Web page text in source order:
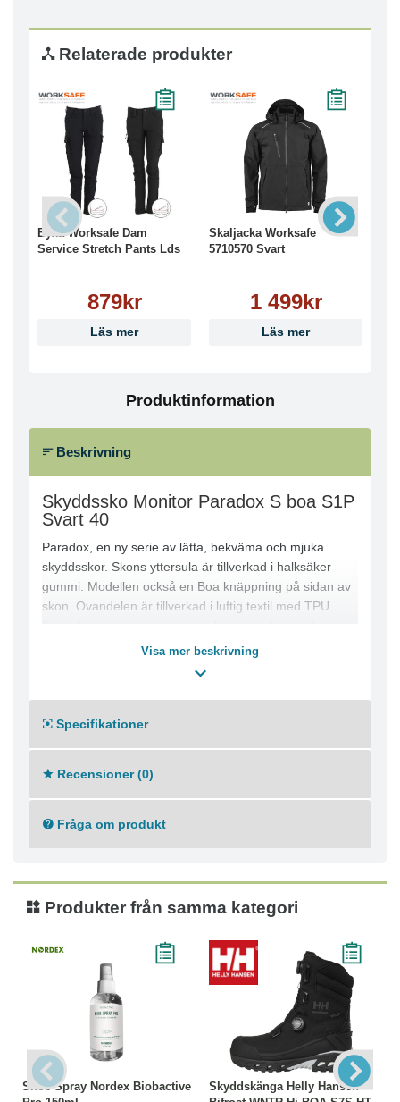
Relaterade produkter
Byxa Worksafe Dam
Service Stretch Pants Lds
879kr
Läs mer
Skaljacka Worksafe
5710570 Svart
1 499kr
Läs mer
Produktinformation
Beskrivning
Skyddssko Monitor Paradox S boa S1P
Svart 40
Paradox, en ny serie av lätta, bekväma och mjuka
skyddsskor. Skons yttersula är tillverkad i halksäker
gummi. Modellen också en Boa knäppning på sidan av
skon. Ovandelen är tillverkad i luftig textil med TPU
-Textil
-TPU
Visa mer beskrivning
Specifikationer
Recensioner (0)
Fråga om produkt
Produkter från samma kategori
Shoe Spray Nordex Biobactive
Skyddskänga Helly Hansen